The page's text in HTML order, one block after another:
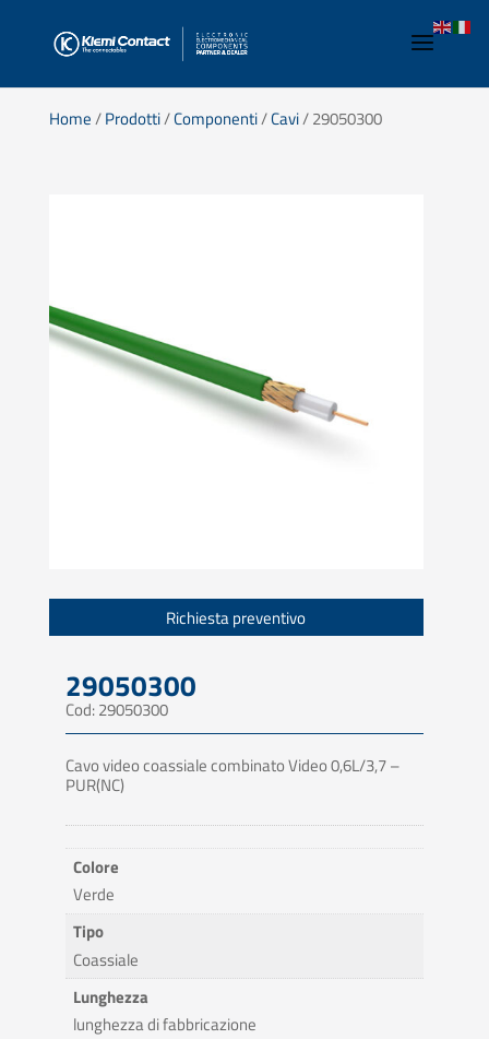
Home/Prodotti/Componenti/Cavi/ 29050300
Richiesta preventivo
29050300
Cod: 29050300
Cavo video coassiale combinato Video 0,6L/3,7 –
PUR(NC)
Colore
Verde
Tipo
Coassiale
Lunghezza
lunghezza di fabbricazione